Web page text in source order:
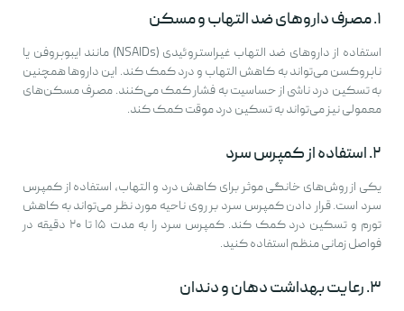
۱. مصرف داروهای ضد التهاب و مسکن
استفاده از داروهای ضد التهاب غیراستروئیدی (NSAIDs) مانند ایبوپروفن یا
ناپروکسن می‌تواند به کاهش التهاب و درد کمک کند. این داروها همچنین
به تسکین درد ناشی از حساسیت به فشار کمک می‌کنند. مصرف مسکن‌های
معمولی نیز می‌تواند به تسکین درد موقت کمک کند.
۲. استفاده از کمپرس سرد
یکی از روش‌های خانگی موثر برای کاهش درد و التهاب، استفاده از کمپرس
سرد است. قرار دادن کمپرس سرد بر روی ناحیه مورد نظر می‌تواند به کاهش
تورم و تسکین درد کمک کند. کمپرس سرد را به مدت ۱۵ تا ۲۰ دقیقه در
فواصل زمانی منظم استفاده کنید.
۳. رعایت بهداشت دهان و دندان